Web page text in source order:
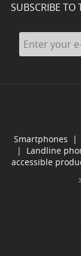
SUBSCRIBE TO
Smartphones |
| Landline
accessible